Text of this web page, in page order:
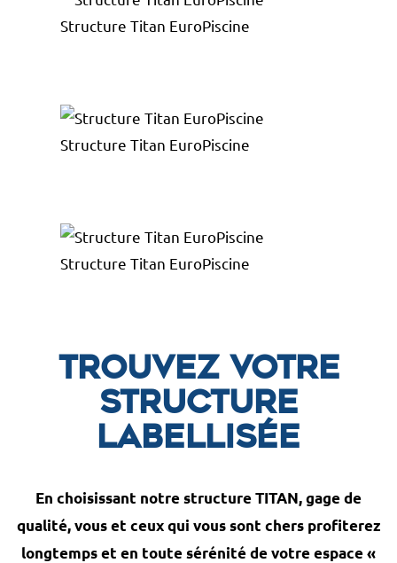
Structure Titan EuroPiscine
Structure Titan EuroPiscine
Structure Titan EuroPiscine
Trouvez votre
structure
labellisée
En choisissant notre structure TITAN, gage de
qualité, vous et ceux qui vous sont chers profiterez
longtemps et en toute sérénité de votre espace «